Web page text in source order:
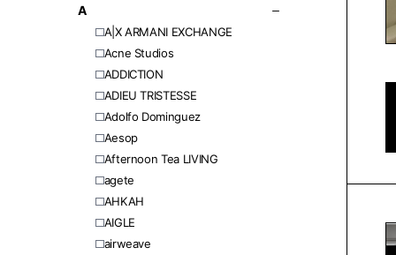
A
A|X ARMANI EXCHANGE
Acne Studios
ADDICTION
ADIEU TRISTESSE
Adolfo Dominguez
Aesop
Afternoon Tea LIVING
agete
AHKAH
AIGLE
airweave